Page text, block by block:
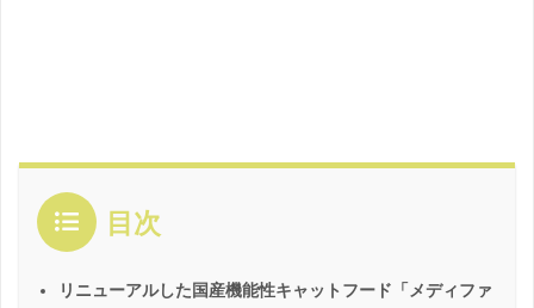
目次
リニューアルした国産機能性キャットフード「メディファ